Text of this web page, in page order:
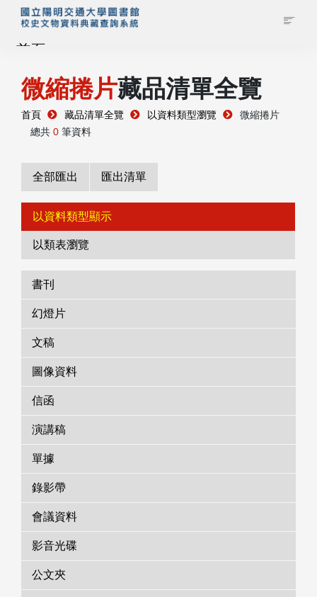
首頁
藏品查詢
校史館簡介
藏品清單全覽
資料調閱申請
管理者登入
微縮捲片藏品清單全覽
首頁 藏品清單全覽 以資料類型瀏覽
微縮捲片
總共 0 筆資料
全部匯出 匯出清單
以資料類型顯示
以類表瀏覽
書刊
幻燈片
文稿
圖像資料
信函
演講稿
單據
錄影帶
會議資料
影音光碟
公文夾